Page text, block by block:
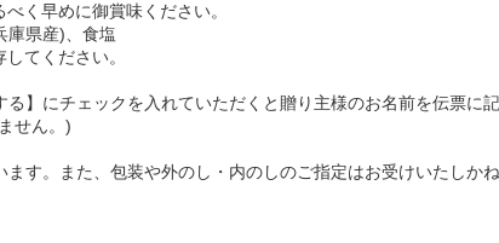
く早めに御賞味ください。
庫県産)、食塩
てください。
】にチェックを入れていただくと贈り主様のお名前を伝票に記
せん。)
す。また、包装や外のし・内のしのご指定はお受けいたしか